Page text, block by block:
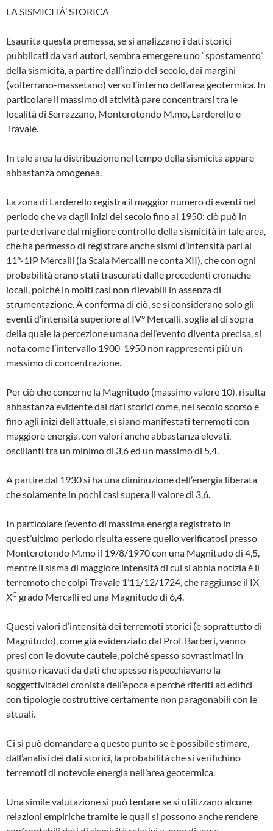
LA SISMICITÀ’ STORICA
Esaurita questa premessa, se si analizzano i dati storici
pubblicati da vari autori, sembra emergere uno “spostamento”
della sismicità, a partire dall’inzio del secolo, dai margini
(volterrano-massetano) verso l’interno del­l’area geotermica. In
particolare il massimo di attività pare concentrarsi tra le
località di Serrazzano, Monterotondo M.mo, Larderello e
Travale.
In tale area la distribuzione nel tempo della sismicità appare
abbastanza omogenea.
La zona di Larderello registra il maggior nu­mero di eventi nel
periodo che va dagli inizi del secolo fino al 1950: ciò può in
parte derivare dal migliore controllo della sismicità in tale area,
che ha permesso di registrare anche sismi d’intensità pari al
11°-1IP Mercalli (la Scala Mercalli ne conta XII), che con ogni
probabilità erano stati trascurati dalle prece­denti cronache
locali, poiché in molti casi non rilevabili in assenza di
strumentazione. A con­ferma di ciò, se si considerano solo gli
eventi d’intensità superiore al IV° Mercalli, soglia al di sopra
della quale la percezione umana dell’evento diventa precisa, si
nota come l’intervallo 1900-1950 non rappresenti più un
massimo di concentrazione.
Per ciò che concerne la Magnitudo (massimo valore 10), risulta
abbastanza evidente dai dati storici come, nel secolo scorso e
fino agli inizi dell’attuale, si siano manifestati terremoti con
maggiore energia, con valori anche abba­stanza elevati,
oscillanti tra un minimo di 3,6 ed un massimo di 5,4.
A partire dal 1930 si ha una diminuzione dell’energia liberata
che solamente in pochi casi supera il valore di 3,6.
In particolare l’evento di massima energia registrato in
quest’ultimo periodo risulta esse­re quello verificatosi presso
Monterotondo M.mo il 19/8/1970 con una Magnitudo di 4,5,
mentre il sisma di maggiore intensità di cui si abbia notizia è il
terremoto che colpì Travale 1’11/12/1724, che raggiunse il IX-
XC grado Mercalli ed una Magnitudo di 6,4.
Questi valori d’intensità dei terremoti storici (e soprattutto di
Magnitudo), come già evi­denziato dal Prof. Barberi, vanno
presi con le dovute cautele, poiché spesso sovrastimati in
quanto ricavati da dati che spesso rispec­chiavano la
soggettivitàdel cronista dell’epo­ca e perché riferiti ad edifici
con tipologie costruttive certamente non paragonabili con le
attuali.
Ci si può domandare a questo punto se è possibile stimare,
dall’analisi dei dati storici, la probabilità che si verifichino
terremoti di notevole energia nell’area geotermica.
Una simile valutazione si può tentare se si utilizzano alcune
relazioni empiriche tramite le quali si possono anche rendere